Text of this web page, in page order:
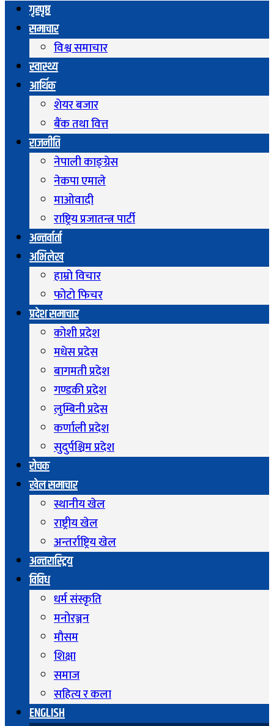
गृहपृष्ठ
समाचार
विश्व समाचार
स्वास्थ्य
आर्थिक
शेयर बजार
बैंक तथा वित्त
राजनीति
नेपाली काङ्ग्रेस
नेकपा एमाले
माओवादी
राष्ट्रिय प्रजातन्त्र पार्टी
अन्तर्वार्ता
अभिलेख
हाम्रो विचार
फोटो फिचर
प्रदेश समाचार
कोशी प्रदेश
मधेस प्रदेस
बागमती प्रदेश
गण्डकी प्रदेश
लुम्बिनी प्रदेस
कर्णाली प्रदेश
सुदुर्पश्चिम प्रदेश
रोचक
खेल समाचार
स्थानीय खेल
राष्ट्रीय खेल
अन्तर्राष्ट्रिय खेल
अन्तरास्ट्रिय
विविध
धर्म संस्कृति
मनोरञ्जन
माैसम
शिक्षा
समाज
सहित्य र कला
ENGLISH